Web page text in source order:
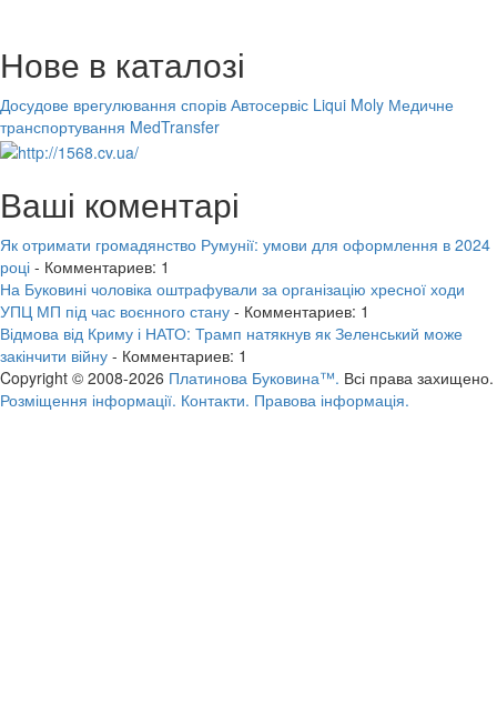
Нове в каталозі
Досудове врегулювання спорів Автосервіс Liqui Moly Медичне
транспортування MedTransfer
Ваші коментарі
Як отримати громадянство Румунії: умови для оформлення в 2024
році - Комментариев: 1
На Буковині чоловіка оштрафували за організацію хресної ходи
УПЦ МП під час воєнного стану - Комментариев: 1
Відмова від Криму і НАТО: Трамп натякнув як Зеленський може
закінчити війну - Комментариев: 1
Copyright © 2008-2026 Платинова Буковина™. Всі права захищено.
Розміщення інформації. Контакти. Правова інформація.